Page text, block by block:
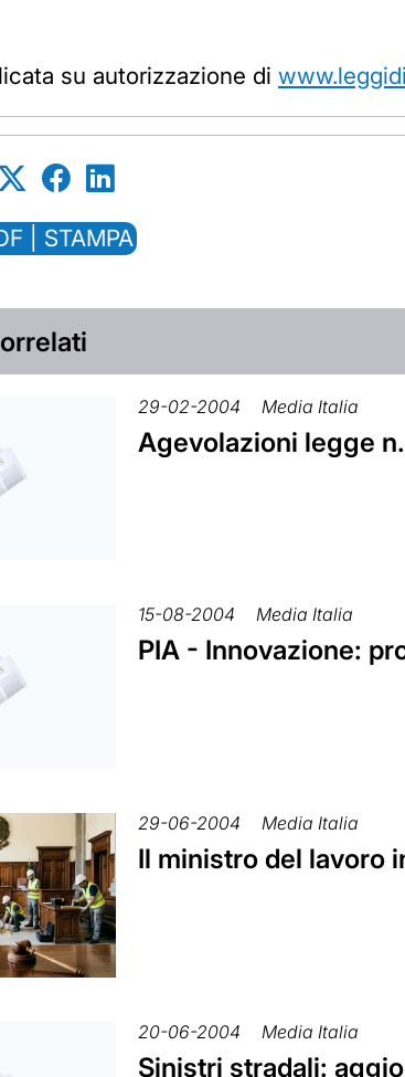
su autorizzazione di
| STAMPA
29-02-2004 Media Italia
Agevolazioni legge
15-08-2004 Media Italia
PIA - Innovazione:
29-06-2004 Media Italia
Il ministro del lavoro
20-06-2004 Media Italia
Sinistri stradali: